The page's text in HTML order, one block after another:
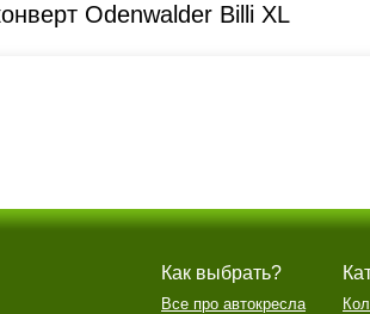
Odenwalder Billi XL
Как выбрать?
Все про автокресла